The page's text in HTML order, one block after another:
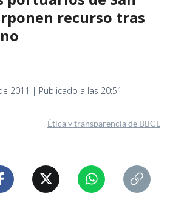
recurso tras
2011 | Publicado a las 20:51
Ética y transparencia de BBCL